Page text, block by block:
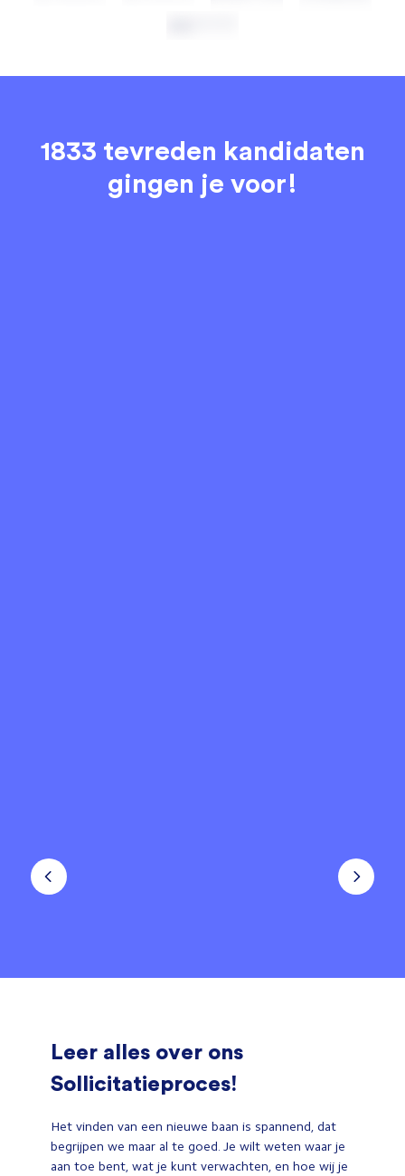
1833 tevreden kandidaten
gingen je voor!
Leer alles over ons
Sollicitatieproces!
Het vinden van een nieuwe baan is spannend, dat
begrijpen we maar al te goed. Je wilt weten waar je
aan toe bent, wat je kunt verwachten, en hoe wij je